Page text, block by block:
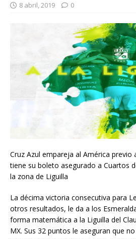
8 abril, 2019 0
Cruz Azul empareja al América previo
tiene su boleto asegurado a Cuartos
la zona de Liguilla
La décima victoria consecutiva para
otros resultados, le da a los
forma matemática a la Liguilla del
MX. Sus 32 puntos le aseguran que